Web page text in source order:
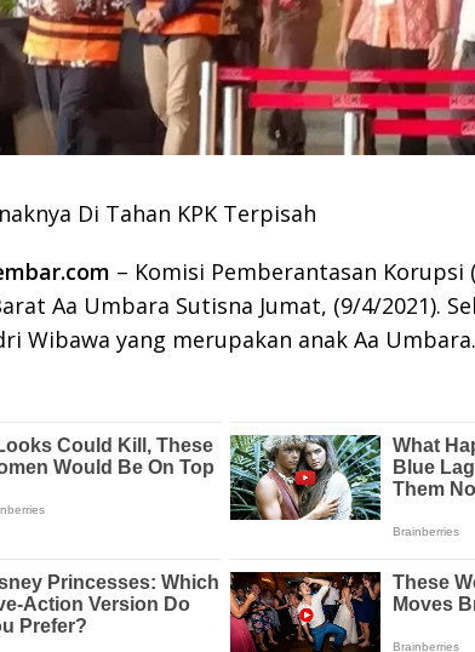
Di Tahan KPK Terpisah
– Komisi Pemberantasan Korupsi
Aa Umbara Sutisna Jumat, (9/4/2021).
Wibawa yang merupakan anak Aa Umbara.